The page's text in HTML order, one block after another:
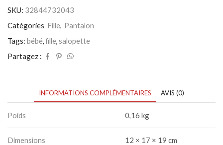
bébé
bleu
avec
pattes
d'éléphant
SKU: 32844732043
Catégories Fille, Pantalon
Tags: bébé,fille,salopette
Partagez :
INFORMATIONS COMPLÉMENTAIRES AVIS (0)
Poids 0,16 kg
Dimensions 12 × 17 × 19 cm